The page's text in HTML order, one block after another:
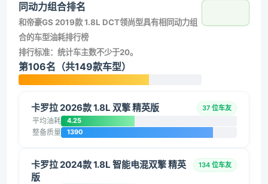
同动力组合排名
和帝豪GS 2019款 1.8L DCT领尚型具有相同动力组
合的车型油耗排行榜
排行标准：统计车主数不少于20。
第106名（共149款车型）
卡罗拉 2026款 1.8L 双擎 精英版 37 位车友
平均油耗 4.25
整备质量 1390
卡罗拉 2024款 1.8L 智能电混双擎 精英
版
134 位车友